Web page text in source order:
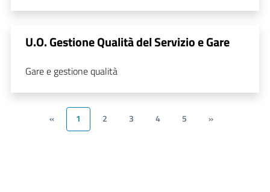
U.O. Gestione Qualità del Servizio e Gare
Gare e gestione qualità
« 1 2 3 4 5 »